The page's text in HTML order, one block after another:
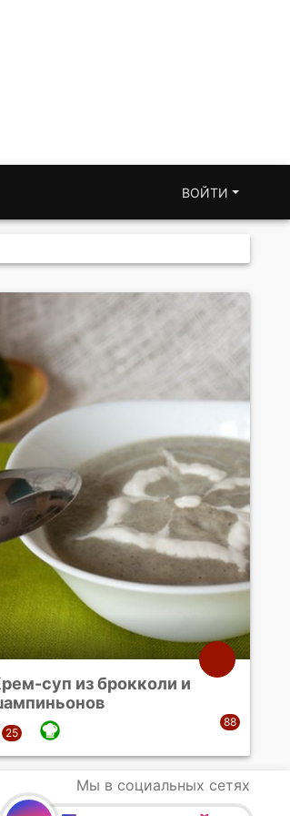
ВОЙТИ
суп из брокколи и
Мы в социальных сетях